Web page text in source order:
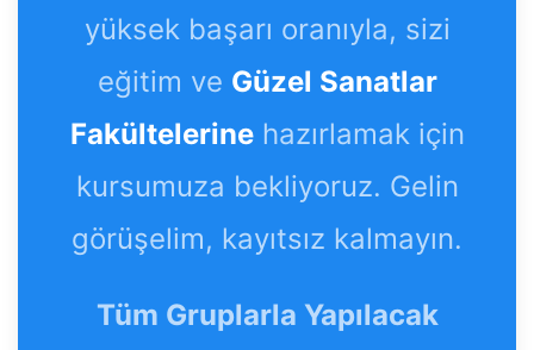
yüksek başarı oranıyla, sizi
eğitim ve Güzel Sanatlar
Fakültelerinehazırlamak için
kursumuza bekliyoruz. Gelin
görüşelim, kayıtsız kalmayın.
Tüm Gruplarla Yapılacak